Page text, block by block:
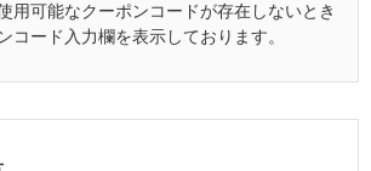
用可能なクーポンコードが存在しないとき
コード入力欄を表示しております。